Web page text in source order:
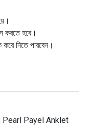
করতে হবে।
করে নিতে পারবেন।
Pearl Payel Anklet